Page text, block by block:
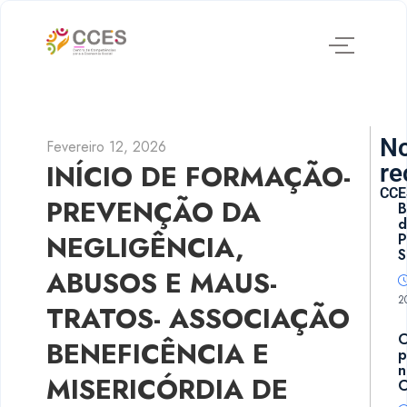
Fevereiro 12, 2026
INÍCIO DE FORMAÇÃO-
PREVENÇÃO DA
NEGLIGÊNCIA,
ABUSOS E MAUS-
TRATOS- ASSOCIAÇÃO
BENEFICÊNCIA E
MISERICÓRDIA DE